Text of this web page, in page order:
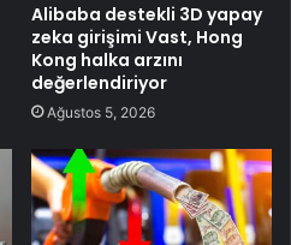
Alibaba destekli 3D yapay
zeka girişimi Vast, Hong
Kong halka arzını
değerlendiriyor
Ağustos 5, 2026